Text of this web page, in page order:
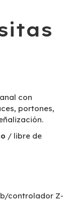
con
portones,
/ libre de
controlador Z-